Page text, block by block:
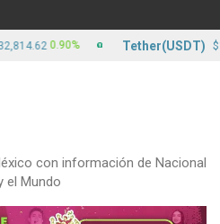
con información de Nacional
el Mundo
0.90% Tether(USDT) $17.13